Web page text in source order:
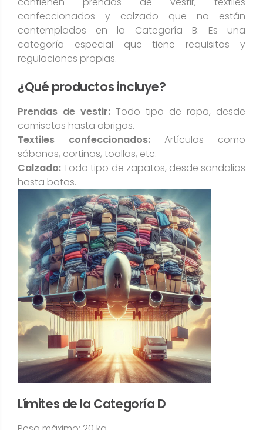
confeccionados y calzado que no están
contemplados en la Categoría B. Es una
categoría especial que tiene requisitos y
regulaciones propias.
¿Qué productos incluye?
Prendas de vestir: Todo tipo de ropa, desde
camisetas hasta abrigos.
Textiles confeccionados: Artículos como
sábanas, cortinas, toallas, etc.
Calzado:Todo tipo de zapatos, desde sandalias
hasta botas.
Límites de la Categoría D